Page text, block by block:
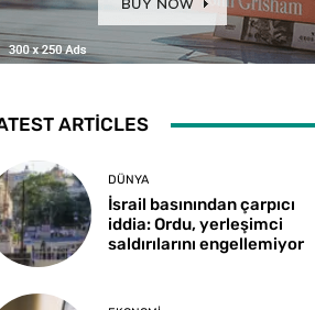
ARTICLES
DÜNYA
İsrail basınından çarpıcı
iddia: Ordu, yerleşimci
saldırılarını engellemiyor